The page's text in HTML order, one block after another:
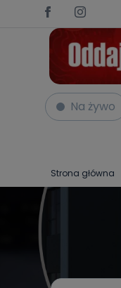
Na żywo
Strona główna